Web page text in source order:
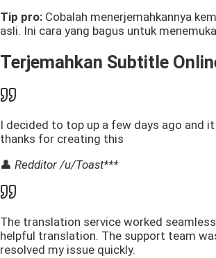
Tip pro: Cobalah menerjemahkannya
asli. Ini cara yang bagus untuk
Terjemahkan Subtitle
I decided to top up a few days ago and
thanks for creating this
👤 Redditor /u/Toast***
The translation service worked
helpful translation. The support team
resolved my issue quickly.